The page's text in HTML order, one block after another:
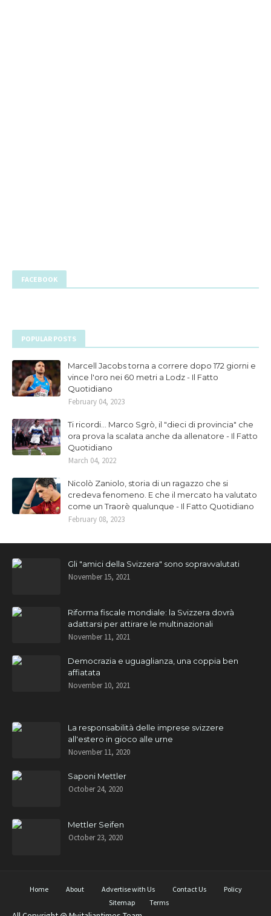
FACEBOOK
POPULAR POSTS
Marcell Jacobs torna a correre dopo 172 giorni e
vince l'oro nei 60 metri a Lodz - Il Fatto
Quotidiano
February 04, 2023
Ti ricordi... Marco Sgrò, il "dieci di provincia" che
ora prova la scalata anche da allenatore - Il Fatto
Quotidiano
March 04, 2022
Nicolò Zaniolo, storia di un ragazzo che si
credeva fenomeno. E che il mercato ha valutato
come un Traorè qualunque - Il Fatto Quotidiano
February 08, 2023
Gli "amici della Svizzera" sono sopravvalutati
November 15, 2021
Riforma fiscale mondiale: la Svizzera dovrà
adattarsi per attirare le multinazionali
November 11, 2021
Democrazia e uguaglianza, una coppia ben
affiatata
November 10, 2021
La responsabilità delle imprese svizzere
all'estero in gioco alle urne
November 11, 2020
Saponi Mettler
October 24, 2020
Mettler Seifen
October 23, 2020
Home About Advertise with Us Contact Us
Policy
Sitemap
Terms